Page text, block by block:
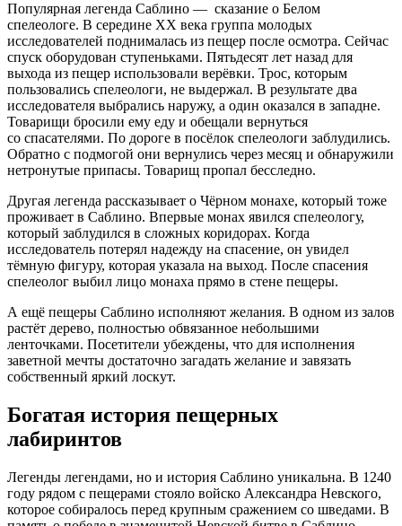
Популярная легенда Саблино — сказание о Белом
спелеологе. В середине XX века группа молодых
исследователей поднималась из пещер после осмотра. Сейчас
спуск оборудован ступеньками. Пятьдесят лет назад для
выхода из пещер использовали верёвки. Трос, которым
пользовались спелеологи, не выдержал. В результате два
исследователя выбрались наружу, а один оказался в западне.
Товарищи бросили ему еду и обещали вернуться
со спасателями. По дороге в посёлок спелеологи заблудились.
Обратно с подмогой они вернулись через месяц и обнаружили
нетронутые припасы. Товарищ пропал бесследно.
Другая легенда рассказывает о Чёрном монахе, который тоже
проживает в Саблино. Впервые монах явился спелеологу,
который заблудился в сложных коридорах. Когда
исследователь потерял надежду на спасение, он увидел
тёмную фигуру, которая указала на выход. После спасения
спелеолог выбил лицо монаха прямо в стене пещеры.
А ещё пещеры Саблино исполняют желания. В одном из залов
растёт дерево, полностью обвязанное небольшими
ленточками. Посетители убеждены, что для исполнения
заветной мечты достаточно загадать желание и завязать
собственный яркий лоскут.
Богатая история пещерных
лабиринтов
Легенды легендами, но и история Саблино уникальна. В 1240
году рядом с пещерами стояло войско Александра Невского,
которое собиралось перед крупным сражением со шведами. В